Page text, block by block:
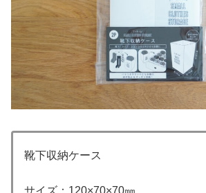
靴下収納ケース
サイズ：120×70×70㎜